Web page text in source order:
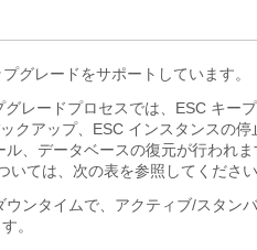
グレードをサポートしています。
グレードプロセスでは、ESC キー
クアップ、ESC インスタンスの停
、データベースの復元が行われ
ては、次の表を参照してください
ウンタイムで、アクティブ/スタン
。